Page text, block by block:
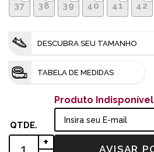
37
38 39 40 41 42
DESCUBRA SEU TAMANHO
TABELA DE MEDIDAS
+
Produto Indisponível